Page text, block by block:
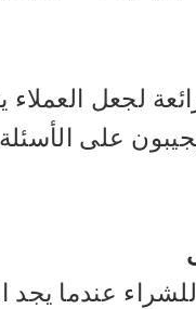
لجعل
على
عندما يجد